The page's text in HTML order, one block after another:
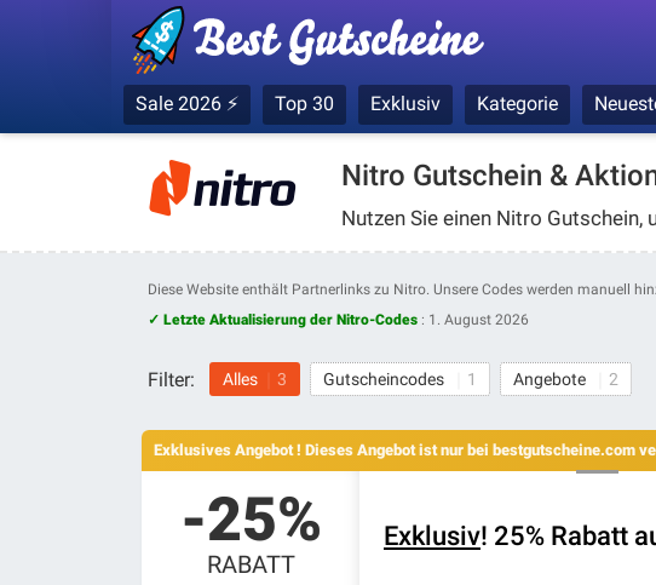
Sale 2026 ⚡ Top 30 Exklusiv Kategorie
Nitro Gutschein &
Nutzen Sie einen Nitro Gutschein,
Diese Website enthält Partnerlinks zu Nitro. Unsere Codes werden manuell
✓ Letzte Aktualisierung der Nitro-Codes : 1. August 2026
Filter: Alles 3 Gutscheincodes 1 Angebote 2
Exklusives Angebot ! Dieses Angebot ist nur bei bestgutscheine.com
-25%
RABATT
Exklusiv! 25% Rabatt